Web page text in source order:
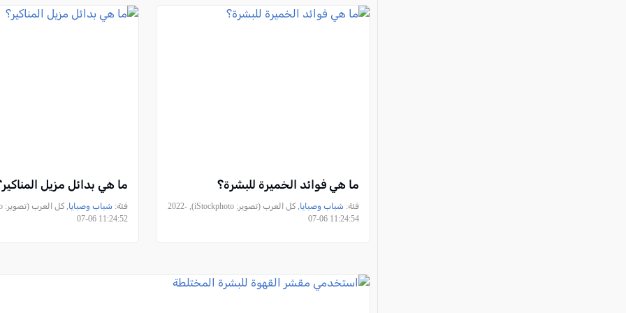
ما هي فوائد الخميرة للبشرة؟
فئة: شباب وصبايا
, كل العرب (تصوير: iStockphoto), 2022-
07-06 11:24:54
ما هي بدائل مزيل
فئة: شباب وصبايا
07-06 11:24:52